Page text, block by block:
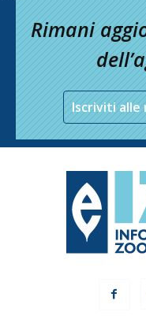
Rimani
Iscriviti